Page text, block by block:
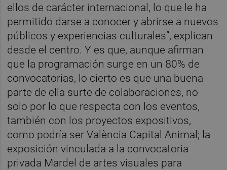
ellos de carácter internacional, lo que le ha
permitido darse a conocer y abrirse a nuevos
públicos y experiencias culturales”, explican
desde el centro. Y es que, aunque afirman
que la programación surge en un 80% de
convocatorias, lo cierto es que una buena
parte de ella surte de colaboraciones, no
solo por lo que respecta con los eventos,
también con los proyectos expositivos,
como podría ser València Capital Animal; la
exposición vinculada a la convocatoria
privada Mardel de artes visuales para